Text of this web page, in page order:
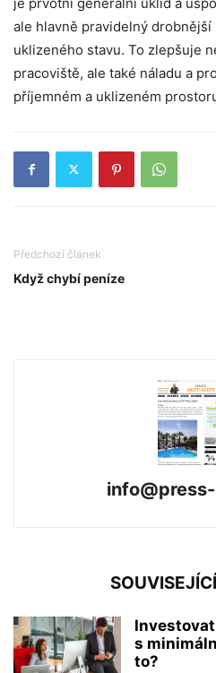
ale hlavně pravidelný
uklizeného stavu. To zlepšuje
pracoviště, ale také náladu a
příjemném a uklizeném
Předchozí článek
Když chybí peníze
s
to?